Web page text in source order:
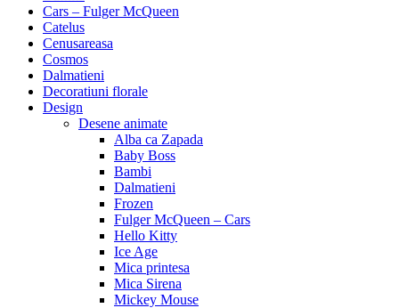
Cars – Fulger McQueen
Catelus
Cenusareasa
Cosmos
Dalmatieni
Decoratiuni florale
Design
Desene animate
Alba ca Zapada
Baby Boss
Bambi
Dalmatieni
Frozen
Fulger McQueen – Cars
Hello Kitty
Ice Age
Mica printesa
Mica Sirena
Mickey Mouse